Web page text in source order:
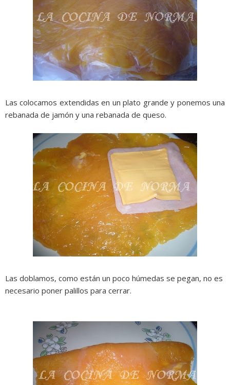
Las colocamos extendidas en un plato grande y ponemos una
rebanada de jamón y una rebanada de queso.
Las doblamos, como están un poco húmedas se pegan, no es
necesario poner palillos para cerrar.